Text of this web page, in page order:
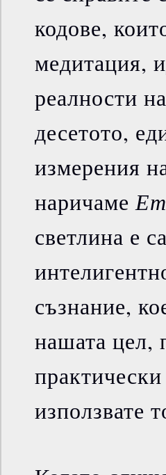
кодове,
медитация,
реалности
десетото,
измерения
наричаме
светлина е
съзнание,
нашата цел,
използвате